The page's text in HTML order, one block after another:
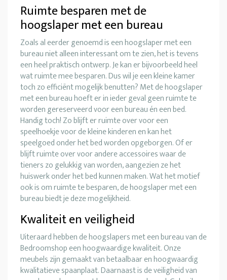
Ruimte besparen met de
hoogslaper met een bureau
Zoals al eerder genoemd is een hoogslaper met een
bureau niet alleen interessant om te zien, het is tevens
een heel praktisch ontwerp. Je kan er bijvoorbeeld heel
wat ruimte mee besparen. Dus wil je een kleine kamer
toch zo efficiënt mogelijk benutten? Met de hoogslaper
met een bureau hoeft er in ieder geval geen ruimte te
worden gereserveerd voor een bureau én een bed.
Handig toch! Zo blijft er ruimte over voor een
speelhoekje voor de kleine kinderen en kan het
speelgoed onder het bed worden opgeborgen. Of er
blijft ruimte over voor andere accessoires waar de
tieners zo gelukkig van worden, aangezien ze het
huiswerk onder het bed kunnen maken. Wat het motief
ook is om ruimte te besparen, de hoogslaper met een
bureau biedt je deze mogelijkheid.
Kwaliteit en veiligheid
Uiteraard hebben de hoogslapers met een bureau van de
Bedroomshop een hoogwaardige kwaliteit. Onze
meubels zijn gemaakt van betaalbaar en hoogwaardig
kwalitatieve spaanplaat. Daarnaast is de veiligheid van